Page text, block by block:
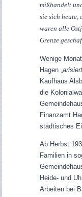
mißhandelt
sie sich heute,
waren alle
Grenze
Wenige
Hagen „ arisiert
Kaufhaus
die
Finanzamt
städtisches
Ab Herbst
Familien in
Heide- und
Arbeiten bei